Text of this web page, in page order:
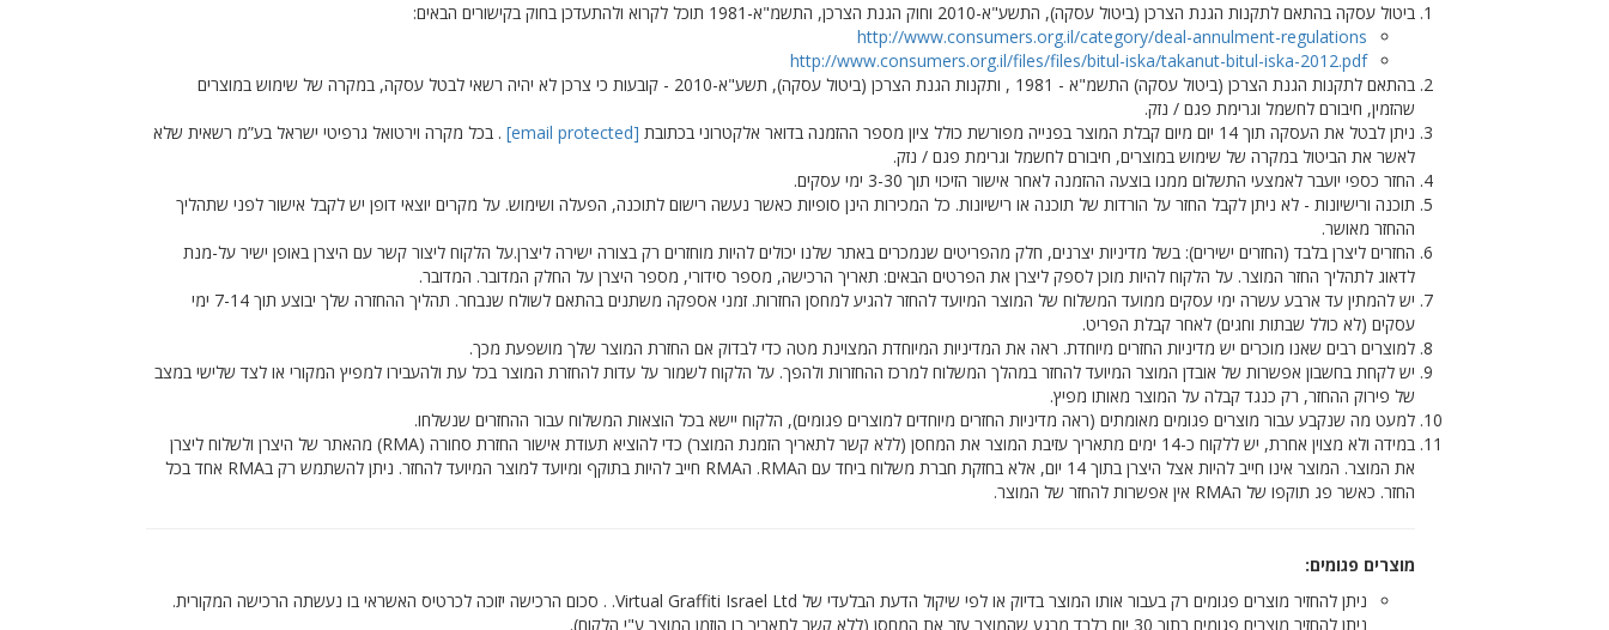
ביטול עסקה בהתאם לתקנות הגנת הצרכן (ביטול עסקה), התשע"א-2010 וחוק הגנת הצרכן, התשמ"א-1981 תוכל לקרוא ולהתעדכן בחוק בקישורים הבאים:
http://www.consumers.org.il/category/deal-annulment-regulations
http://www.consumers.org.il/files/files/bitul-iska/takanut-bitul-iska-2012.pdf
בהתאם לתקנות הגנת הצרכן (ביטול עסקה) התשמ"א - 1981 , ותקנות הגנת הצרכן (ביטול עסקה), תשע"א-2010 - קובעות כי צרכן לא יהיה רשאי לבטל עסקה, במקרה של שימוש במוצרים
שהזמין, חיבורם לחשמל וגרימת פגם / נזק.
ניתן לבטל את העסקה תוך 14 יום מיום קבלת המוצר בפנייה מפורשת כולל ציון מספר ההזמנה בדואר אלקטרוני בכתובת
[email protected]
. בכל מקרה וירטואל גרפיטי ישראל בע”מ רשאית שלא
לאשר את הביטול במקרה של שימוש במוצרים, חיבורם לחשמל וגרימת פגם / נזק.
החזר כספי יועבר לאמצעי התשלום ממנו בוצעה ההזמנה לאחר אישור הזיכוי תוך 3-30 ימי עסקים.
תוכנה ורישיונות - לא ניתן לקבל החזר על הורדות של תוכנה או רישיונות. כל המכירות הינן סופיות כאשר נעשה רישום לתוכנה, הפעלה ושימוש. על מקרים יוצאי דופן יש לקבל אישור לפני שתהליך
ההחזר מאושר.
החזרים ליצרן בלבד (החזרים ישירים): בשל מדיניות יצרנים, חלק מהפריטים שנמכרים באתר שלנו יכולים להיות מוחזרים רק בצורה ישירה ליצרן.על הלקוח ליצור קשר עם היצרן באופן ישיר על-מנת
לדאוג לתהליך החזר המוצר. על הלקוח להיות מוכן לספק ליצרן את הפרטים הבאים: תאריך הרכישה, מספר סידורי, מספר היצרן על החלק המדובר. המדובר.
יש להמתין עד ארבע עשרה ימי עסקים ממועד המשלוח של המוצר המיועד להחזר להגיע למחסן החזרות. זמני אספקה משתנים בהתאם לשולח שנבחר. תהליך ההחזרה שלך יבוצע תוך 7-14 ימי
עסקים (לא כולל שבתות וחגים) לאחר קבלת הפריט.
למוצרים רבים שאנו מוכרים יש מדיניות החזרים מיוחדת. ראה את המדיניות המיוחדת המצוינת מטה כדי לבדוק אם החזרת המוצר שלך מושפעת מכך.
יש לקחת בחשבון אפשרות של אובדן המוצר המיועד להחזר במהלך המשלוח למרכז ההחזרות ולהפך. על הלקוח לשמור על עדות להחזרת המוצר בכל עת ולהעבירו למפיץ המקורי או לצד שלישי במצב
של פירוק ההחזר, רק כנגד קבלה על המוצר מאותו מפיץ.
למעט מה שנקבע עבור מוצרים פגומים מאומתים (ראה מדיניות החזרים מיוחדים למוצרים פגומים), הלקוח יישא בכל הוצאות המשלוח עבור ההחזרים שנשלחו.
במידה ולא מצוין אחרת, יש ללקוח כ-14 ימים מתאריך עזיבת המוצר את המחסן (ללא קשר לתאריך הזמנת המוצר) כדי להוציא תעודת אישור החזרת סחורה (RMA) מהאתר של היצרן ולשלוח ליצרן
את המוצר. המוצר אינו חייב להיות אצל היצרן בתוך 14 יום, אלא בחזקת חברת משלוח ביחד עם הRMA. הRMA חייב להיות בתוקף ומיועד למוצר המיועד להחזר. ניתן להשתמש רק בRMA אחד בכל
החזר. כאשר פג תוקפו של הRMA אין אפשרות להחזר של המוצר.
מוצרים פגומים:
ניתן להחזיר מוצרים פגומים רק בעבור אותו המוצר בדיוק או לפי שיקול הדעת הבלעדי של Virtual Graffiti Israel Ltd. . סכום הרכישה יזוכה לכרטיס האשראי בו נעשתה הרכישה המקורית.
ניתן להחזיר מוצרים פגומים בתוך 30 יום בלבד מרגע שהמוצר עזב את המחסן (ללא קשר לתאריך בו הוזמן המוצר ע"י הלקוח).